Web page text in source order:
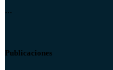
...
Publicaciones